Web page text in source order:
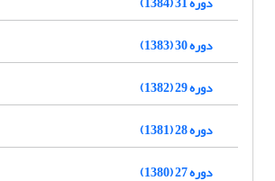
دوره 30 (1383)
دوره 29 (1382)
دوره 28 (1381)
دوره 27 (1380)